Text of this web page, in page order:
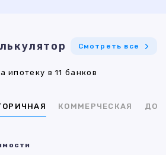
Смотреть все
ипотеку в 11 банков
КОММЕРЧЕСКАЯ ДОМ